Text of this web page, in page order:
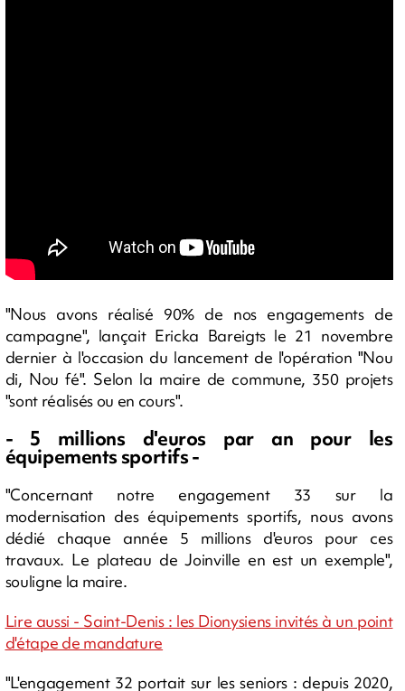
"Nous avons réalisé 90% de nos engagements de
campagne", lançait Ericka Bareigts le 21 novembre
dernier à l'occasion du lancement de l'opération "Nou
di, Nou fé". Selon la maire de commune, 350 projets
"sont réalisés ou en cours".
- 5 millions d'euros par an pour les
équipements sportifs -
"Concernant notre engagement 33 sur la
modernisation des équipements sportifs, nous avons
dédié chaque année 5 millions d'euros pour ces
travaux. Le plateau de Joinville en est un exemple",
souligne la maire.
Lire aussi - Saint-Denis : les Dionysiens invités à un point
d'étape de mandature
"L'engagement 32 portait sur les seniors : depuis 2020,